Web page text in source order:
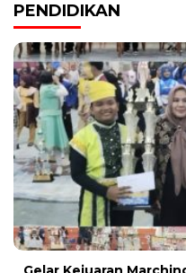
PENDIDIKAN